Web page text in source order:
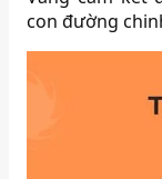
con đường